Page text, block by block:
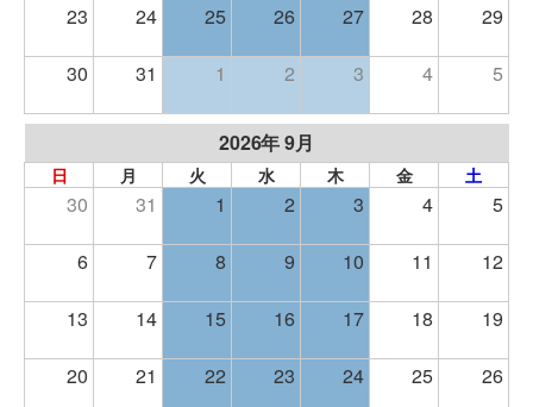
23 24 25 26 27 28 29
30 31 1 2 3 4 5
2026年 9月
日 月 火 水 木 金 土
30 31 1 2 3 4 5
6 7 8 9 10 11 12
13 14 15 16 17 18 19
20 21 22 23 24 25 26